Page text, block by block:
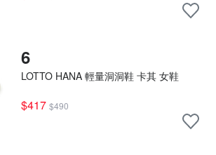
6
LOTTO HANA 輕量洞洞鞋 卡其 女鞋
$417 $490